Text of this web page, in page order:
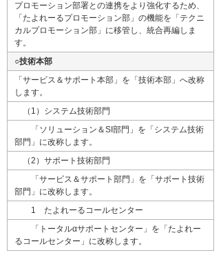
プロモーション部署との連携をより強化するため、
「たよれーるプロモーション部」の機能を「テクニ
カルプロモーション部」に移管し、統合再編しま
す。
○技術本部
「サービス＆サポート本部」を「技術本部」へ改称
します。
（1）システム技術部門
「ソリューション＆SI部門」を「システム技術
部門」に改称します。
（2）サポート技術部門
「サービス＆サポート部門」を「サポート技術
部門」に改称します。
1 たよれーるコールセンター
「トータルαサポートセンター」を「たよれー
るコールセンター」に改称します。